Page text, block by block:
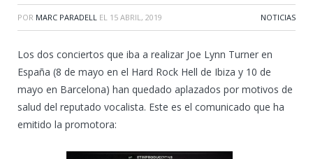
POR MARC PARADELL EL 15 ABRIL, 2019 NOTICIAS
Los dos conciertos que iba a realizar Joe Lynn Turner en
España (8 de mayo en el Hard Rock Hell de Ibiza y 10 de
mayo en Barcelona) han quedado aplazados por motivos de
salud del reputado vocalista. Este es el comunicado que ha
emitido la promotora: